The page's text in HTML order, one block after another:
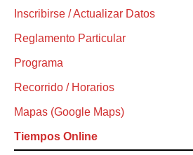
Inscribirse / Actualizar Datos
Reglamento Particular
Programa
Recorrido / Horarios
Mapas (Google Maps)
Tiempos Online